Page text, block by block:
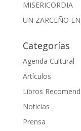
MISERICORDIA
UN ZARCEÑO
Categorías
Agenda Cultural
Artículos
Libros
Noticias
Prensa